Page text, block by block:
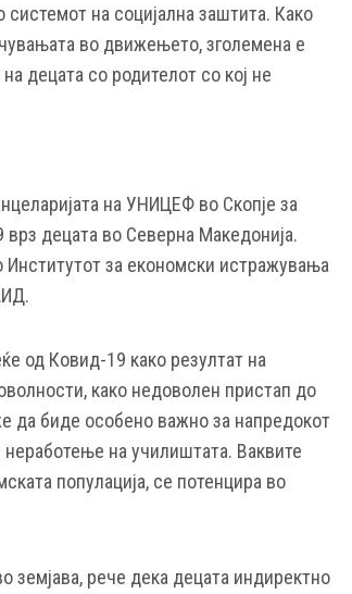
на социјална заштита. Како
во движењето, зголемена е
децата со родителот со кој не
на УНИЦЕФ во Скопје за
децата во Северна Македонија.
за економски истражувања
од Ковид-19 како резултат на
како недоволен пристап до
да биде особено важно за напредокот
на училиштата. Ваквите
популација, се потенцира во
земјава, рече дека децата индиректно